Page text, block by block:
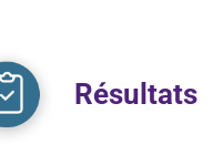
Résultats